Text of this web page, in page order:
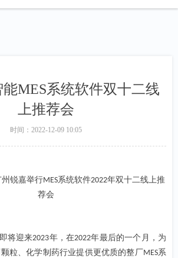
能MES系统软件双十二线
上推荐会
时间： 2022-12-09 10:05
锐嘉举行MES系统软件2022年双十二线上推
荐会
即将迎来2023年，在2022年最后的一个月，为
粒、化学制药行业提供更优质的整厂MES系